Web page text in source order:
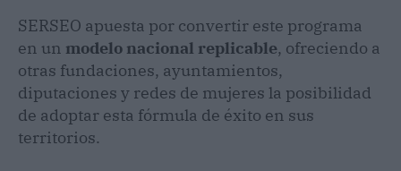
SERSEO apuesta por convertir este programa
en un modelo nacional replicable, ofreciendo a
otras fundaciones, ayuntamientos,
diputaciones y redes de mujeres la posibilidad
de adoptar esta fórmula de éxito en sus
territorios.